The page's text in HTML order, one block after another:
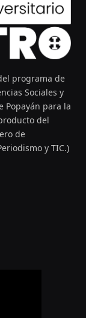
programa de
Sociales y
Popayán para la
del
de
y TIC.)